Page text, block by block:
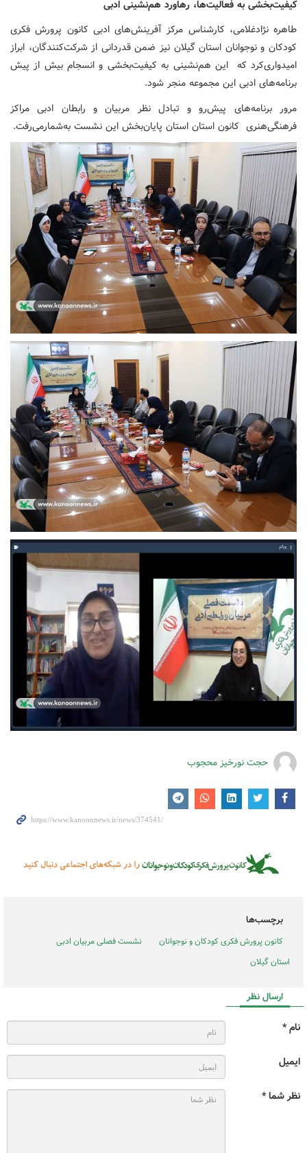
کیفیت‌بخشی به فعالیت‌ها، رهاورد هم‌نشینی‌ ادبی
طاهره نژادغلامی، کارشناس مرکز آفرینش‌های ادبی کانون پرورش فکری
کودکان و نوجوانان استان گیلان نیز ضمن قدردانی از شرکت‌کنندگان، ابراز
امیدواری‌کرد که این هم‌نشینی به کیفیت‌بخشی و انسجام بیش از پیش
برنامه‌های ادبی این مجموعه منجر شود.
مرور برنامه‌های پیش‌رو و تبادل نظر مربیان و رابطان ادبی مراکز
فرهنگی‌هنری کانون استان استان پایان‌بخش این نشست به‌شمارمی‌رفت.
حجت نورخیز محجوب
برچسب‌ها
کانون پرورش فکری کودکان و نوجوانان
نشست فصلی مربیان ادبی
استان گیلان
ارسال نظر
نام *
ایمیل
نظر شما *